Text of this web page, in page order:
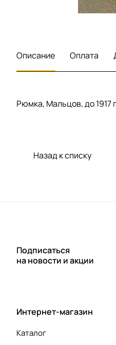
Описание Оплата
Рюмка, Мальцов, до 1917
Назад к списку
Подписаться
на новости и акции
Интернет-магазин
Каталог